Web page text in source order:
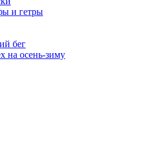
и гетры
бег
на осень-зиму